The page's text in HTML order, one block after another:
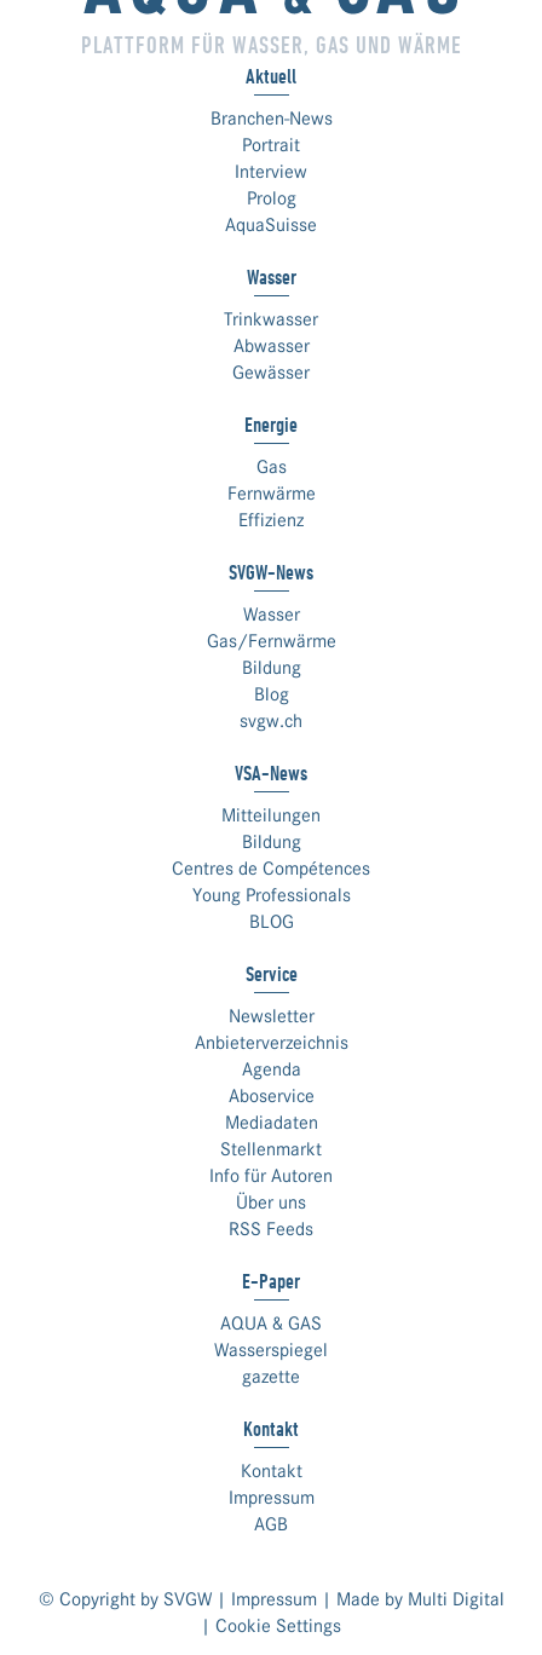
PLATTFORM FÜR WASSER, GAS UND WÄRME
Aktuell
Branchen-News
Portrait
Interview
Prolog
AquaSuisse
Wasser
Trinkwasser
Abwasser
Gewässer
Energie
Gas
Fernwärme
Effizienz
SVGW-News
Wasser
Gas/Fernwärme
Bildung
Blog
svgw.ch
VSA-News
Mitteilungen
Bildung
Centres de Compétences
Young Professionals
BLOG
Service
Newsletter
Anbieterverzeichnis
Agenda
Aboservice
Mediadaten
Stellenmarkt
Info für Autoren
Über uns
RSS Feeds
E-Paper
AQUA & GAS
Wasserspiegel
gazette
Kontakt
Kontakt
Impressum
AGB
© Copyright by SVGW | Impressum| Made by Multi Digital
| Cookie Settings